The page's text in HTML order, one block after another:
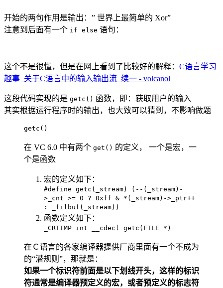
开始的两句作用是输出：” 世界上最简单的 Xor”
注意到后面有一个 if else 语句：
这个不是很懂，但是在网上看到了比较好的解释： C语言学习
趣事_关于C语言中的输入输出流_续一 - volcanol
这段代码实现的是 getc() 函数，即：获取用户的输入
其实根据运行程序时的输出，也大致可以猜到，不影响做题
getc()
在 VC 6.0 中有两个 get() 的定义， 一个是宏，一
个是函数
宏的定义如下：
#define getc(_stream) (--(_stream)-
>_cnt >= 0 ? 0xff & *(_stream)->_ptr++
: _filbuf(_stream))
函数定义如下：
_CRTIMP int __cdecl getc(FILE *)
在Ｃ语言的各家编译器提供厂商里面有一个不成为
的“潜规则”，那就是：
如果一个标识符前面是以下划线开头，这样的标识
符通常是编译器预定义的宏，或者预定义的标志符